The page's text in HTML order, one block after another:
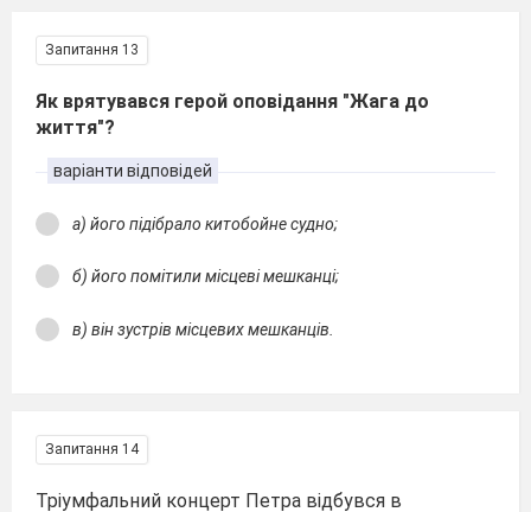
Запитання 13
Як врятувався герой оповідання "Жага до
життя"?
варіанти відповідей
а) його підібрало китобойне судно;
б) його помітили місцеві мешканці;
в) він зустрів місцевих мешканців.
Запитання 14
Тріумфальний концерт Петра відбувся в